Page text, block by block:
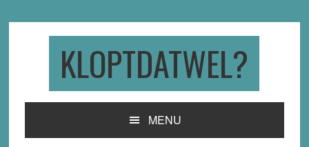
KLOPTDATWEL?
MENU